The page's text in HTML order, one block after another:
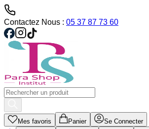
Contactez Nous : 05 37 87 73 60
Mes favoris Panier Se Connecter